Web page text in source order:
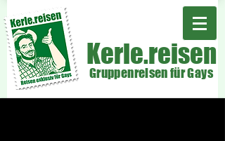
Kerle.reisen
Gruppenreisen für Gays